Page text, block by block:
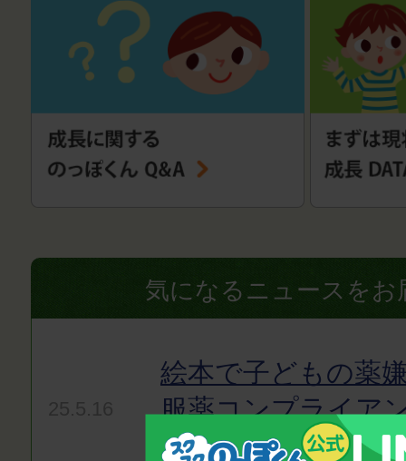
気になるニュースをお
絵本で子どもの薬
服薬コンプライア
て〜